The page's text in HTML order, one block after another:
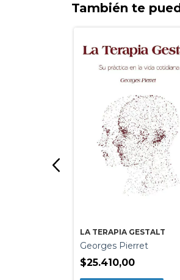
También te
LA TERAPIA GESTALT
Georges Pierret
$25.410,00